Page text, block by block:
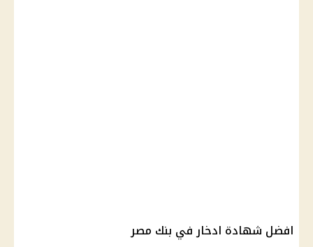
افضل شهادة ادخار في بنك مصر